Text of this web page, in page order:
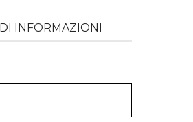
INFORMAZIONI